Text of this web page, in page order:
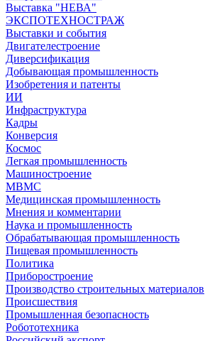
Выставка "НЕВА"
ЭКСПОТЕХНОСТРАЖ
Выставки и события
Двигателестроение
Диверсификация
Добывающая промышленность
Изобретения и патенты
ИИ
Инфраструктура
Кадры
Конверсия
Космос
Легкая промышленность
Машиностроение
МВМС
Медицинская промышленность
Мнения и комментарии
Наука и промышленность
Обрабатывающая промышленность
Пищевая промышленность
Политика
Приборостроение
Производство строительных материалов
Происшествия
Промышленная безопасность
Робототехника